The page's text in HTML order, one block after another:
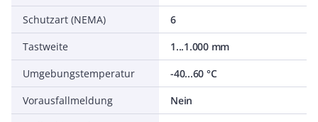
Schutzart (NEMA)
6
Tastweite
1...1.000 mm
Umgebungstemperatur
-40...60 °C
Vorausfallmeldung
Nein